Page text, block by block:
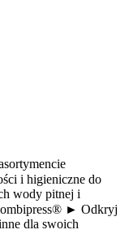
i higieniczne do
wody pitnej i
► Odkryj
dla swoich